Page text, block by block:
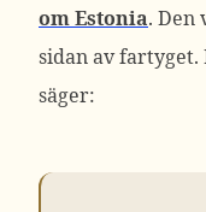
om Estonia. Den
sidan av
säger: